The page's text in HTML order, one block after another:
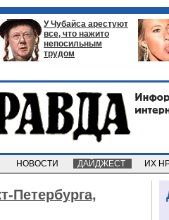
У Чубайса арестуют
все, что нажито
непосильным
трудом
НОВОСТИ ДАЙДЖЕСТ ИХ
Петербурга,